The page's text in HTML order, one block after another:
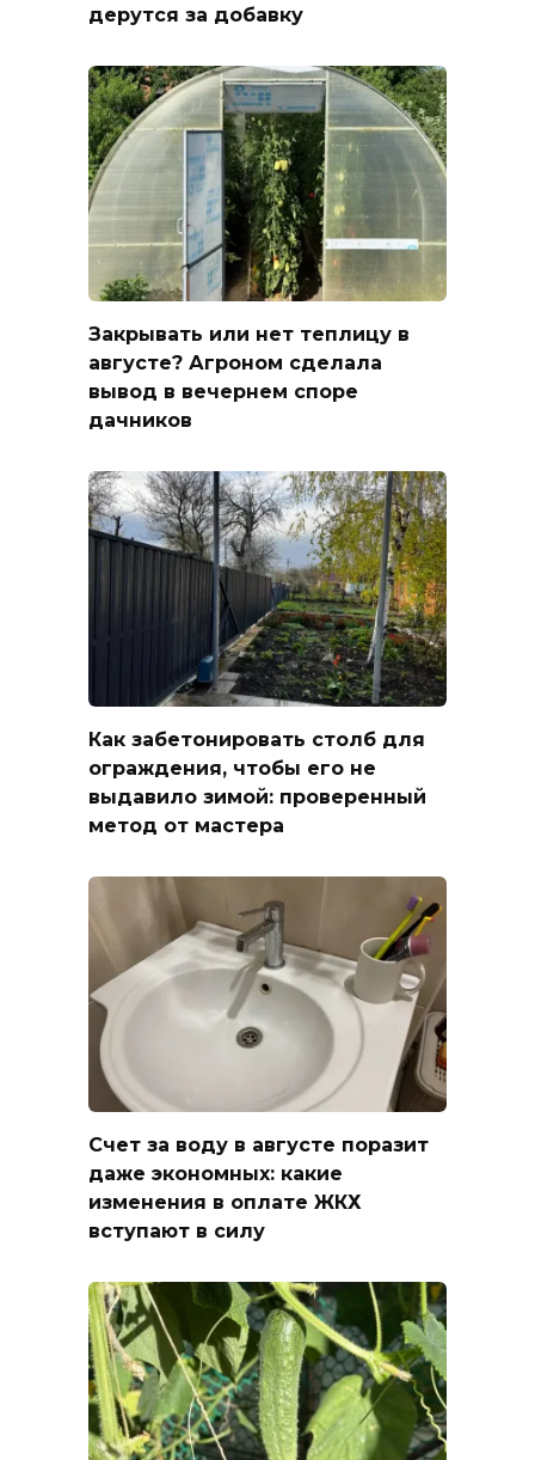
дерутся за добавку
Закрывать или нет теплицу в
августе? Агроном сделала
вывод в вечернем споре
дачников
Как забетонировать столб для
ограждения, чтобы его не
выдавило зимой: проверенный
метод от мастера
Счет за воду в августе поразит
даже экономных: какие
изменения в оплате ЖКХ
вступают в силу